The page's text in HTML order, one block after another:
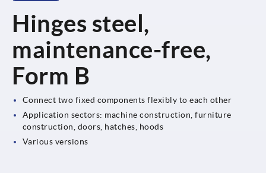
Hinges steel,
maintenance-free,
Form B
Connect two fixed components flexibly to each other
Application sectors: machine construction, furniture
construction, doors, hatches, hoods
Various versions